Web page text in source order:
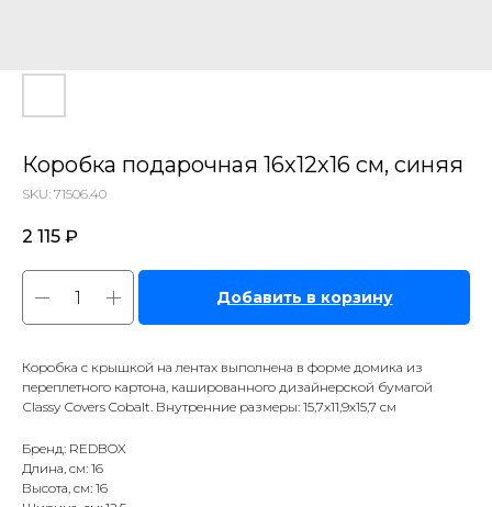
Коробка подарочная 16х12х16 см, синяя
SKU: 71506.40
2 115 ₽
Добавить в корзину
Коробка с крышкой на лентах выполнена в форме домика из
переплетного картона, кашированного дизайнерской бумагой
Сlassy Сovers Cobalt. Внутренние размеры: 15,7х11,9х15,7 см
Бренд: REDBOX
Длина, см: 16
Высота, см: 16